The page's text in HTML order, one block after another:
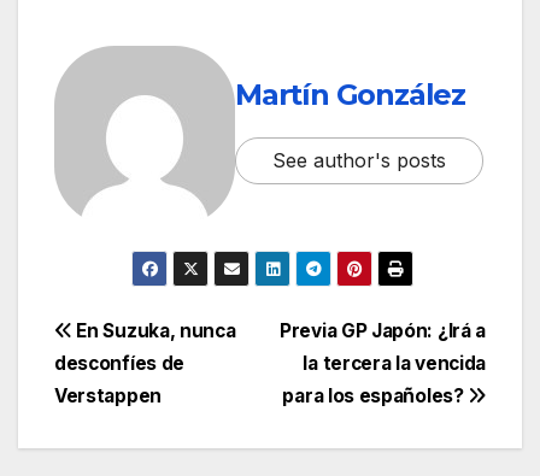
Martín González
See author's posts
Previa GP Japón: ¿Irá a
la tercera la vencida
para los españoles?
En Suzuka, nunca
desconfíes de
Verstappen